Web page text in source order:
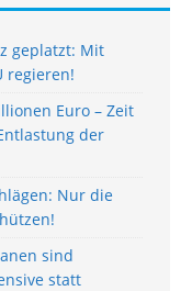
geplatzt: Mit
regieren!
Euro – Zeit
der
Nur die
sind
statt